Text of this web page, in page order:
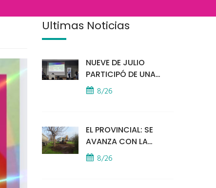
Últimas Noticias
NUEVE DE JULIO
PARTICIPÓ DE UNA
IMPORTANTE
CAPACITACIÓN
8/26
EL PROVINCIAL: SE
AVANZA CON LA
INSTALACIÓN DEL
MÓDULO POLICIAL
8/26